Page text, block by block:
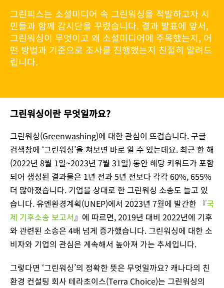
그린피스는 소셜미디어 속 그린워싱을 적발하고자 시
민들과 함께 감시단을 꾸렸습니다. 결과 발표에 앞서,
그린워싱이 무엇이고 왜 소셜미디어에 주목했는지, 어
떤 방법과 기준으로 조사를 진행했는지 친절히 알려드
립니다.
그린워싱이란 무엇일까요?
그린워싱(Greenwashing)에 대한 관심이 뜨겁습니다. 구글
검색창에 ‘그린워싱’을 쳐보면 바로 알 수 있는데요. 최근 한 해
(2022년 8월 1일~2023년 7월 31일) 동안 해당 키워드가 포함
되어 생성된 결과물은 1년 전과 5년 전보다 각각 60%, 655%
더 많아졌습니다. 기업을 상대로 한 그린워싱 소송도 늘고 있
습니다. 유엔환경계획(UNEP)에서 2023년 7월에 발간한 『국
제 기후소송 보고서』에 따르면, 2019년 대비 2022년에 기후
와 관련된 소송은 4배 넘게 증가했습니다. 그린워싱에 대한 소
비자와 기업의 관심은 계속해서 높아져 가는 추세입니다.
그렇다면 ‘그린워싱’의 정확한 뜻은 무엇일까요? 캐나다의 친
환경 컨설팅 회사 테라초이스(Terra Choice)는 그린워싱의